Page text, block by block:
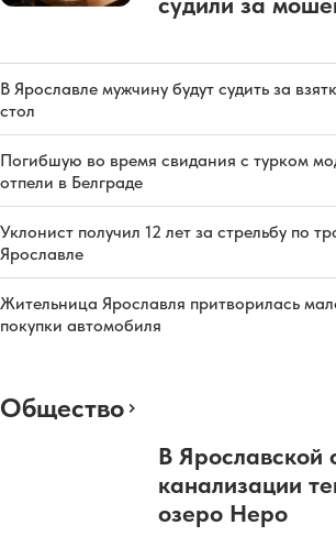
В Ярославле мужчину будут судить за
стол
Погибшую во время свидания с турком
отпели в Белграде
Уклонист получил 12 лет за стрельбу по
Ярославле
Жительница Ярославля притворилась
покупки автомобиля
Общество
В Ярославской
канализации
озеро Неро